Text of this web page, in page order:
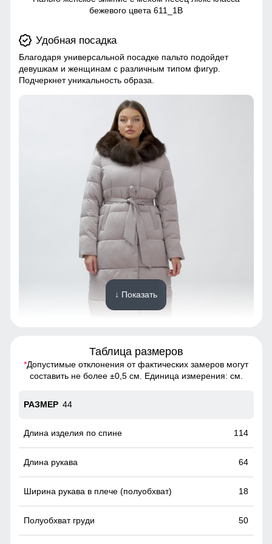
бежевого цвета 611_1B
Удобная посадка
Благодаря универсальной посадке пальто подойдет
девушкам и женщинам с различным типом фигур.
Подчеркнет уникальность образа.
Благодаря универсальной посадке пальто подойдет
девушкам и женщинам с различным типом фигур.
Фиксатор служит для регулирования глубины капюшона
↓ Показать
Таблица размеров
*Допустимые отклонения от фактических замеров могут
составить не более ±0,5 см. Единица измерения: см.
44
114
64
18
50